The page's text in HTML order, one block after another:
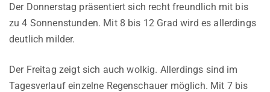
Der Donnerstag präsentiert sich recht freundlich mit bis
zu 4 Sonnenstunden. Mit 8 bis 12 Grad wird es allerdings
deutlich milder.
Der Freitag zeigt sich auch wolkig. Allerdings sind im
Tagesverlauf einzelne Regenschauer möglich. Mit 7 bis